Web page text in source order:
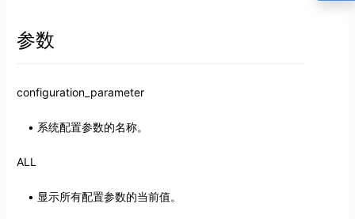
参数
configuration_parameter
系统配置参数的名称。
ALL
显示所有配置参数的当前值。